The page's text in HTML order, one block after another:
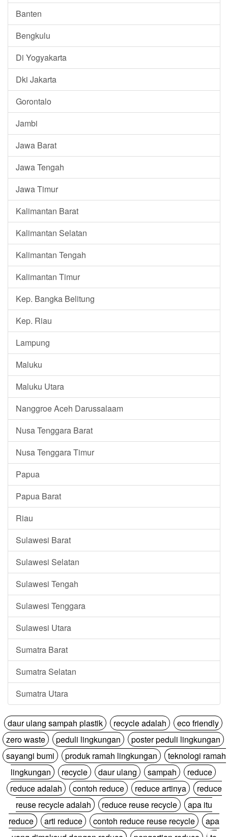
Banten
Bengkulu
Di Yogyakarta
Dki Jakarta
Gorontalo
Jambi
Jawa Barat
Jawa Tengah
Jawa Timur
Kalimantan Barat
Kalimantan Selatan
Kalimantan Tengah
Kalimantan Timur
Kep. Bangka Belitung
Kep. Riau
Lampung
Maluku
Maluku Utara
Nanggroe Aceh Darussalaam
Nusa Tenggara Barat
Nusa Tenggara Timur
Papua
Papua Barat
Riau
Sulawesi Barat
Sulawesi Selatan
Sulawesi Tengah
Sulawesi Tenggara
Sulawesi Utara
Sumatra Barat
Sumatra Selatan
Sumatra Utara
daur ulang sampah plastik recycle adalah
eco friendly
zero waste
peduli lingkungan
poster peduli lingkungan
sayangi bumi
produk ramah lingkungan
teknologi ramah
lingkungan
recycle daur ulang sampah
reduce
reduce adalah
contoh reduce reduce artinya
reduce
reuse recycle adalah
reduce reuse recycle
apa itu
reduce
arti reduce contoh reduce reuse recycle
apa